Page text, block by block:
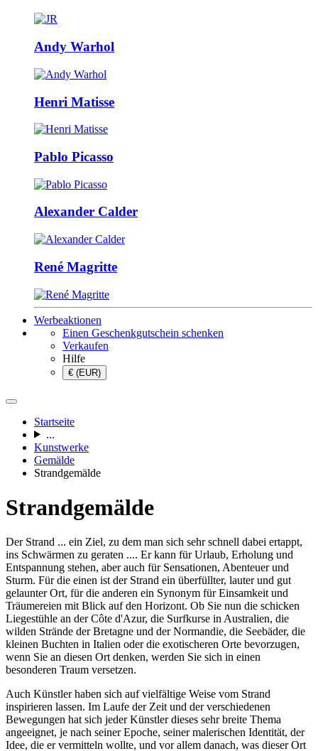
Andy Warhol
Henri Matisse
Pablo Picasso
Alexander Calder
René Magritte
Werbeaktionen
Einen Geschenkgutschein schenken
Verkaufen
Hilfe
€ (EUR)
Startseite
...
Kunstwerke
Gemälde
Strandgemälde
Strandgemälde
Der Strand ... ein Ziel, zu dem man sich sehr schnell dabei ertappt,
ins Schwärmen zu geraten .... Er kann für Urlaub, Erholung und
Entspannung stehen, aber auch für Sensationen, Abenteuer und
Sturm. Für die einen ist der Strand ein überfüllter, lauter und gut
gelaunter Ort, für die anderen ein Synonym für Einsamkeit und
Träumereien mit Blick auf den Horizont. Ob Sie nun die schicken
Liegestühle an der Côte d'Azur, die Surfkurse in Australien, die
wilden Strände der Bretagne und der Normandie, die Seebäder, die
kleinen Buchten in Italien oder die exotischeren Orte bevorzugen,
wenn Sie an diesen Ort denken, werden Sie sich in einen
besonderen Traum versetzen.
Auch Künstler haben sich auf vielfältige Weise vom Strand
inspirieren lassen. Im Laufe der Zeit und der verschiedenen
Bewegungen hat sich jeder Künstler dieses sehr breite Thema
angeeignet, je nach seiner Epoche, seiner malerischen Identität, der
Idee, die er vermitteln wollte, und vor allem danach, was dieser Ort